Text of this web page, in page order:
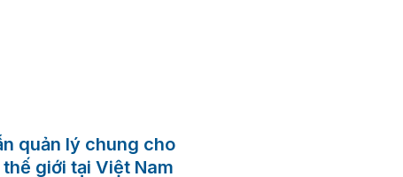
quản lý chung cho
giới tại Việt Nam